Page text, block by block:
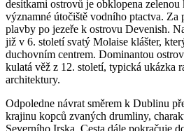
desítkami ostrovů je obklopena zelenou
významné útočiště vodního ptactva. Za
plavby po jezeře k ostrovu Devenish.
již v 6. století svatý Molaise klášter,
duchovním centrem. Dominantou
kulatá věž z 12. století, typická ukázka
architektury.
Odpoledne návrat směrem k Dublinu
krajinu kopců zvaných drumliny,
Severního Irska. Cesta dále pokračuje